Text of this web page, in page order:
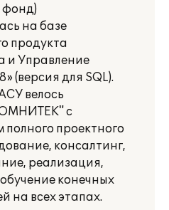
на базе
продукта
и Управление
(версия для SQL).
велось
с
проектного
консалтинг,
реализация,
конечных
на всех этапах.